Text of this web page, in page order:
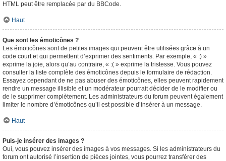
HTML peut être remplacée par du BBCode.
Haut
Que sont les émoticônes ?
Les émoticônes sont de petites images qui peuvent être utilisées grâce à un
code court et qui permettent d’exprimer des sentiments. Par exemple, « :) »
exprime la joie, alors qu’au contraire, « :( » exprime la tristesse. Vous pouvez
consulter la liste complète des émoticônes depuis le formulaire de rédaction.
Essayez cependant de ne pas abuser des émoticônes, elles peuvent rapidement
rendre un message illisible et un modérateur pourrait décider de le modifier ou
de le supprimer complètement. Les administrateurs du forum peuvent également
limiter le nombre d’émoticônes qu’il est possible d’insérer à un message.
Haut
Puis-je insérer des images ?
Oui, vous pouvez insérer des images à vos messages. Si les administrateurs du
forum ont autorisé l’insertion de pièces jointes, vous pourrez transférer des